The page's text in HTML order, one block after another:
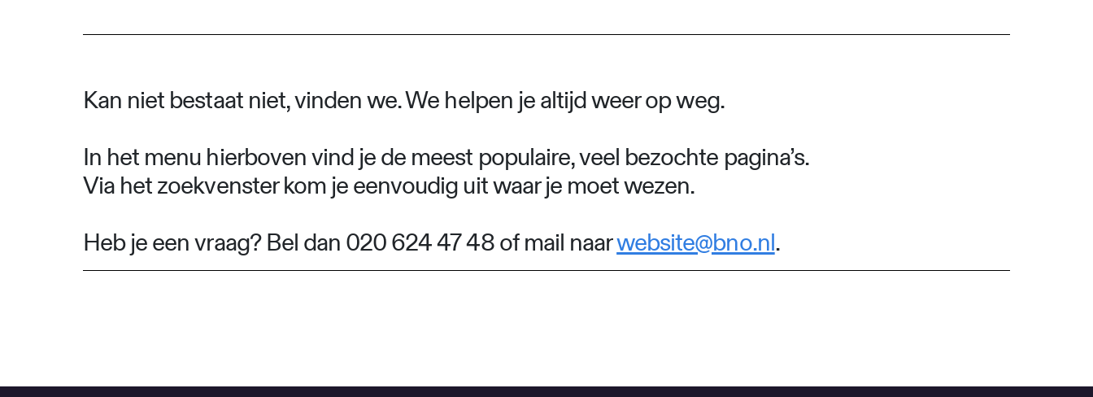
Kan niet bestaat niet, vinden we. We helpen je altijd weer op weg.
In het menu hierboven vind je de meest populaire, veel bezochte pagina’s.
Via het zoekvenster kom je eenvoudig uit waar je moet wezen.
Heb je een vraag? Bel dan 020 624 47 48 of mail naarwebsite@bno.nl.